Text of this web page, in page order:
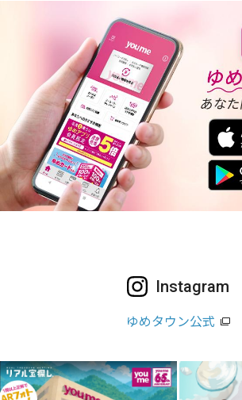
Instagram
ゆめタウン公式